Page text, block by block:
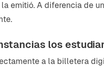
emitió. A diferencia de
los
a la billetera